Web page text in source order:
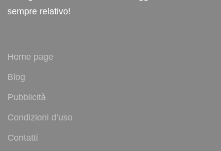
sempre relativo!
Home page
Blog
Pubblicità
Condizioni d’uso
Contatti